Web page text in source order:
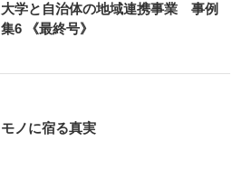
大学と自治体の地域連携事業 事例
集6 《最終号》
モノに宿る真実